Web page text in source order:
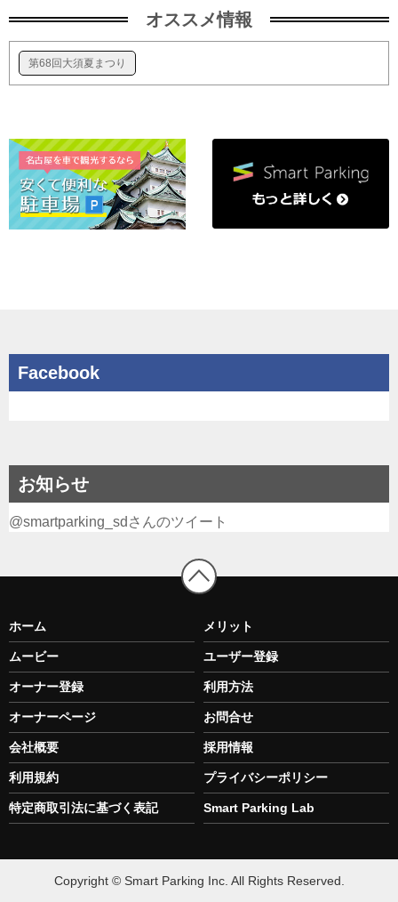
オススメ情報
第68回大須夏まつり
Facebook
お知らせ
@smartparking_sdさんのツイート
ホーム メリット
ムービー ユーザー登録
オーナー登録 利用方法
オーナーページ お問合せ
会社概要 採用情報
利用規約 プライバシーポリシー
特定商取引法に基づく表記 Smart Parking Lab
Copyright © Smart Parking Inc. All Rights Reserved.